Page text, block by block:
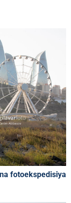
fotoekspedisiya